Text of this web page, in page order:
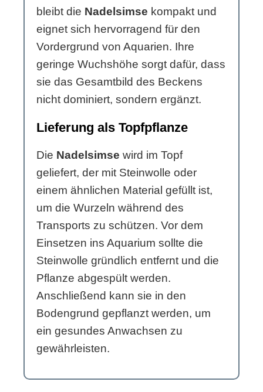
bleibt die Nadelsimse kompakt und
eignet sich hervorragend für den
Vordergrund von Aquarien. Ihre
geringe Wuchshöhe sorgt dafür, dass
sie das Gesamtbild des Beckens
nicht dominiert, sondern ergänzt.
Lieferung als Topfpflanze
Die Nadelsimse wird im Topf
geliefert, der mit Steinwolle oder
einem ähnlichen Material gefüllt ist,
um die Wurzeln während des
Transports zu schützen. Vor dem
Einsetzen ins Aquarium sollte die
Steinwolle gründlich entfernt und die
Pflanze abgespült werden.
Anschließend kann sie in den
Bodengrund gepflanzt werden, um
ein gesundes Anwachsen zu
gewährleisten.